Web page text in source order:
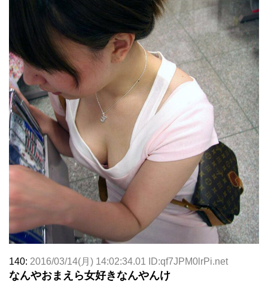
140: 2016/03/14(月) 14:02:34.01 ID:qf7JPM0lrPi.net
なんやおまえら女好きなんやんけ